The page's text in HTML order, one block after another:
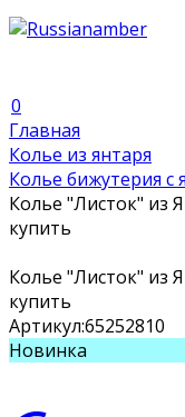
0
Главная
Колье из янтаря
Колье бижутерия с
Колье "Листок" из
купить
Колье "Листок" из
купить
Артикул:65252810
Новинка